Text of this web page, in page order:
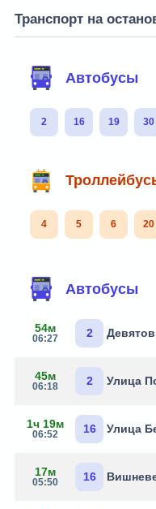
Транспорт на
Автобусы
2 16 19 30
4 5 6 20
Автобусы
54м
06:27 2
45м
06:18 2 Улица
1ч 19м
06:52 16 Улица
17м
05:50 16